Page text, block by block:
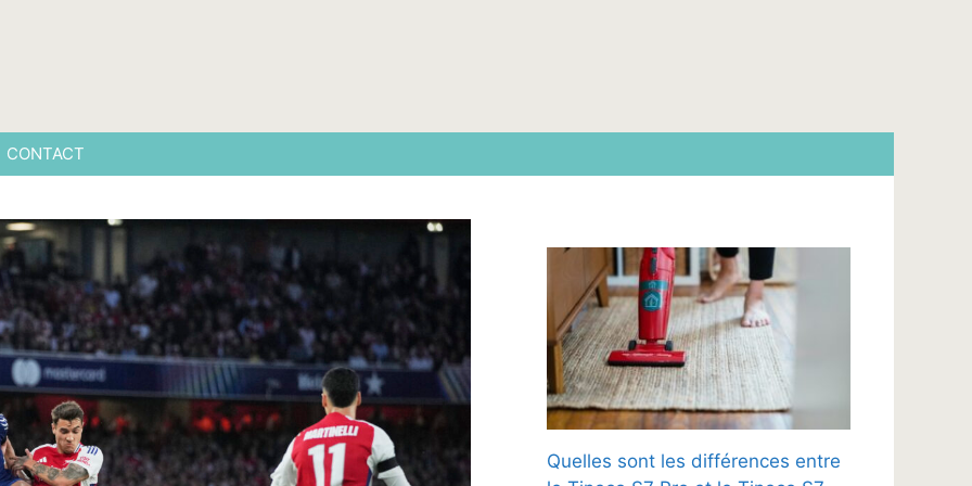
CONTACT
Quelles sont les différences entre